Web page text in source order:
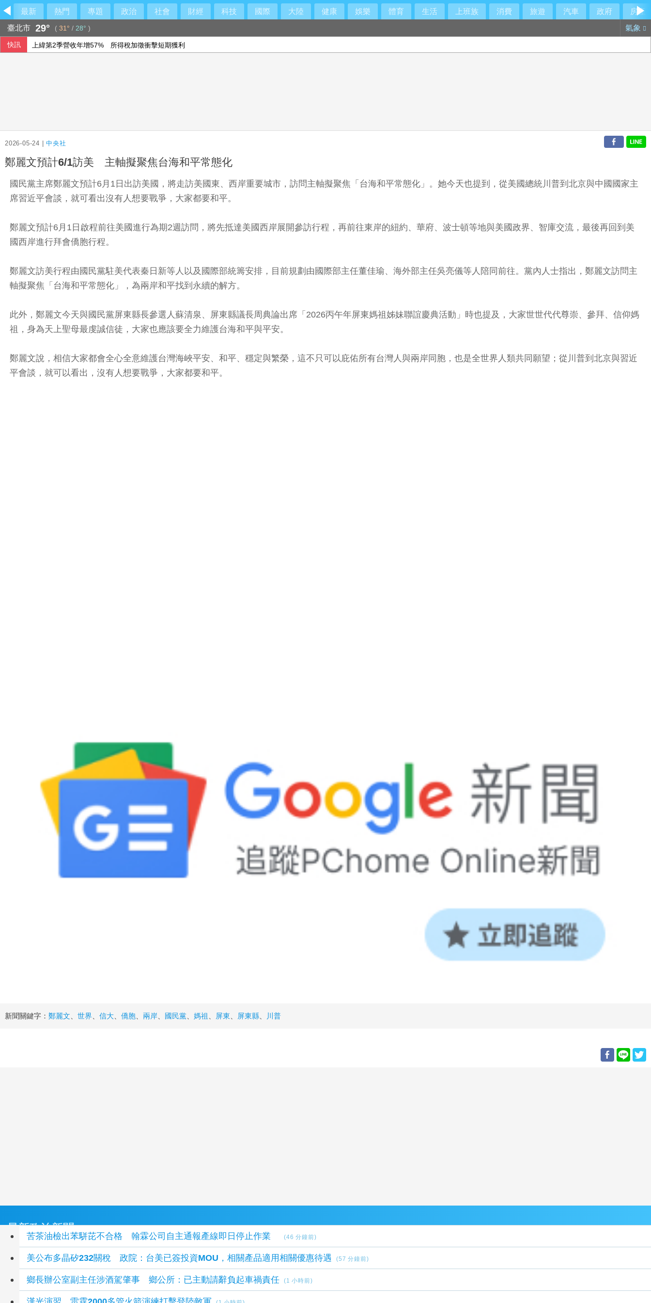
最新 熱門 專題 政治 社會 財經 科技 國際 大陸 健康 娛樂 體育 生活 上班族 消費 旅遊 汽車 政府
房產
臺北市 29° ( 31° / 28° ) 氣象
快訊 上緯第2季營收年增57% 所得稅加徵衝擊短期獲利
2026-05-24 |中央社
鄭麗文預計6/1訪美 主軸擬聚焦台海和平常態化
國民黨主席鄭麗文預計6月1日出訪美國，將走訪美國東、西岸重要城市，訪問主軸擬聚焦「台海和平常態化」。她今天也提到，從美國總統川普到北京與中國國家主
席習近平會談，就可看出沒有人想要戰爭，大家都要和平。
鄭麗文預計6月1日啟程前往美國進行為期2週訪問，將先抵達美國西岸展開參訪行程，再前往東岸的紐約、華府、波士頓等地與美國政界、智庫交流，最後再回到美
國西岸進行拜會僑胞行程。
鄭麗文訪美行程由國民黨駐美代表秦日新等人以及國際部統籌安排，目前規劃由國際部主任董佳瑜、海外部主任吳亮儀等人陪同前往。黨內人士指出，鄭麗文訪問主
軸擬聚焦「台海和平常態化」，為兩岸和平找到永續的解方。
此外，鄭麗文今天與國民黨屏東縣長參選人蘇清泉、屏東縣議長周典論出席「2026丙午年屏東媽祖姊妹聯誼慶典活動」時也提及，大家世世代代尊崇、參拜、信仰媽
祖，身為天上聖母最虔誠信徒，大家也應該要全力維護台海和平與平安。
鄭麗文說，相信大家都會全心全意維護台灣海峽平安、和平、穩定與繁榮，這不只可以庇佑所有台灣人與兩岸同胞，也是全世界人類共同願望；從川普到北京與習近
平會談，就可以看出，沒有人想要戰爭，大家都要和平。
新聞關鍵字： 鄭麗文、 世界、 信大、 僑胞、 兩岸、 國民黨、 媽祖 、 屏東、 屏東縣、 川普
最新政治新聞
苦茶油檢出苯駢芘不合格 翰霖公司自主通報產線即日停止作業 (46 分鐘前)
美公布多晶矽232關稅 政院：台美已簽投資MOU，相關產品適用相關優惠待遇 (57 分鐘前)
鄉長辦公室副主任涉酒駕肇事 鄉公所：已主動請辭負起車禍責任 (1 小時前)